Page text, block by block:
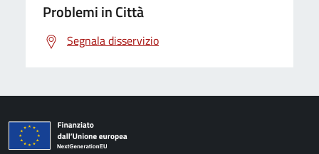
Problemi in Città
Segnala disservizio